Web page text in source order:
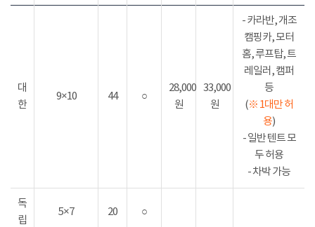
대
한
9×10 44 ○
28,000
원
33,000
원
- 카라반, 개조
캠핑카, 모터
홈, 루프탑, 트
레일러, 캠퍼
등
(※ 1대만 허
용)
- 일반 텐트 모
두 허용
- 차박 가능
독
립
5×7 20 ○